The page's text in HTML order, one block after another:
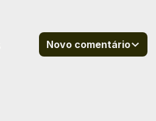
Novo comentário